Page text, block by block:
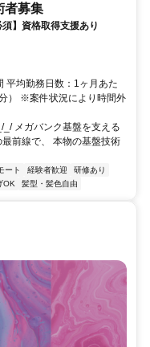
者募集
】資格取得支援あり
平均勤務日数：1ヶ月あた
） ※案件状況により時間外
メガバンク基盤を支える
前線で、 本物の基盤技術
ート 経験者歓迎
研修あり
OK 髪型・髪色自由